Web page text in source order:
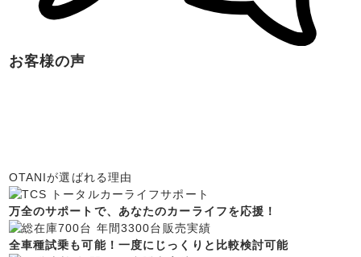
お客様の声
OTANIが選ばれる理由
万全のサポートで、あなたのカーライフを応援！
全車種試乗も可能！一度にじっくりと比較検討可能